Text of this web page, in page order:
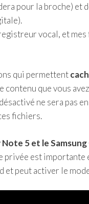
pour la broche) et
vocal, et
qui permettent
que vous
ne sera pas
fichiers.
5 et le Samsung
est importante
et peut activer le